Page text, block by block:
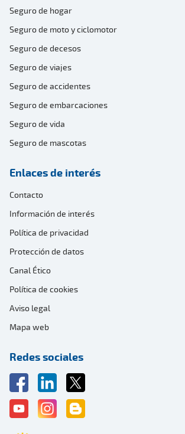
Seguro de hogar
Seguro de moto y ciclomotor
Seguro de decesos
Seguro de viajes
Seguro de accidentes
Seguro de embarcaciones
Seguro de vida
Seguro de mascotas
Enlaces de interés
Contacto
Información de interés
Política de privacidad
Protección de datos
Canal Ético
Política de cookies
Aviso legal
Mapa web
Redes sociales